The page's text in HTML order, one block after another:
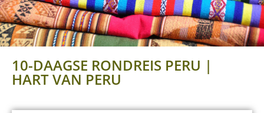
10-DAAGSE RONDREIS PERU |
HART VAN PERU